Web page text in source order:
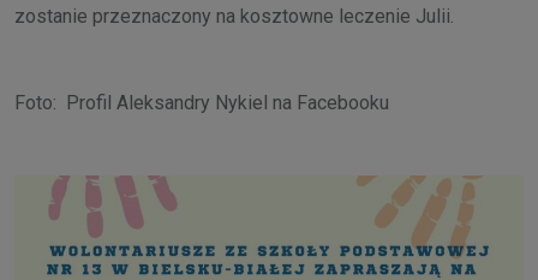
zostanie przeznaczony na kosztowne leczenie Julii.
Foto: Profil Aleksandry Nykiel na Facebooku